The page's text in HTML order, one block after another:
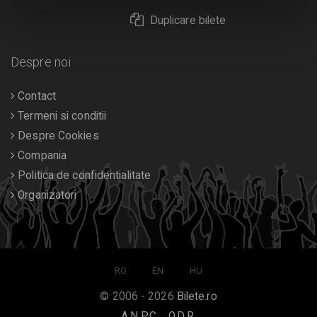
Duplicare bilete
Despre noi
Contact
Termeni si conditii
Despre Cookies
Compania
Politica de confidentialitate
Organizatori
RO EN HU
© 2006 - 2026 Bilete.ro